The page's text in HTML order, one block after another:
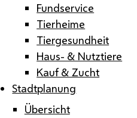
Fundservice
Tierheime
Tiergesundheit
Haus- & Nutztiere
Kauf & Zucht
Stadtplanung
Übersicht